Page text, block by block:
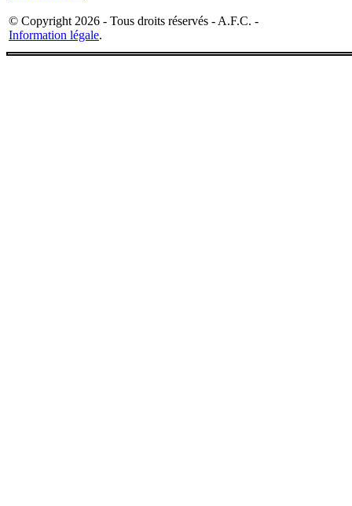
© Copyright 2026 - Tous droits réservés - A.F.C. -
Information légale.